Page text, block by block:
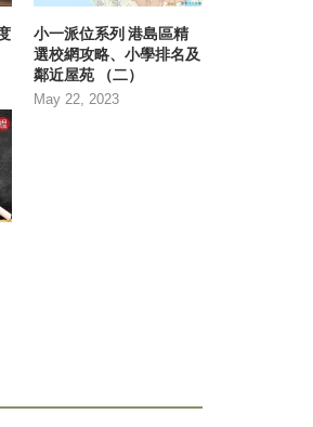
小一派位系列 港島區精
選校網攻略、小學排名及
鄰近屋苑 （二）
May 22, 2023